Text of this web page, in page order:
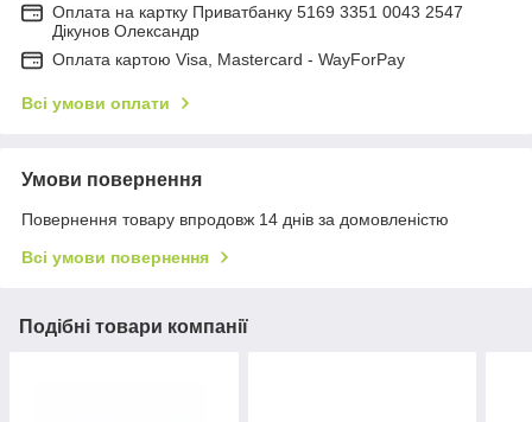
Оплата на картку Приватбанку 5169 3351 0043 2547
Дікунов Олександр
Оплата картою Visa, Mastercard - WayForPay
Всі умови оплати
Умови повернення
Повернення товару впродовж 14 днів за домовленістю
Всі умови повернення
Подібні товари компанії